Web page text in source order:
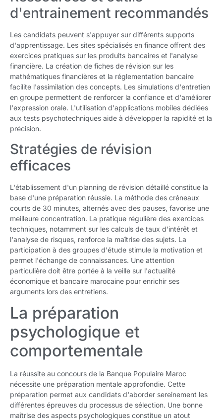
d'entrainement recommandés
Les candidats peuvent s'appuyer sur différents supports
d'apprentissage. Les sites spécialisés en finance offrent des
exercices pratiques sur les produits bancaires et l'analyse
financière. La création de fiches de révision sur les
mathématiques financières et la réglementation bancaire
facilite l'assimilation des concepts. Les simulations d'entretien
en groupe permettent de renforcer la confiance et d'améliorer
l'expression orale. L'utilisation d'applications mobiles dédiées
aux tests psychotechniques aide à développer la rapidité et la
précision.
Stratégies de révision
efficaces
L'établissement d'un planning de révision détaillé constitue la
base d'une préparation réussie. La méthode des créneaux
courts de 30 minutes, alternés avec des pauses, favorise une
meilleure concentration. La pratique régulière des exercices
techniques, notamment sur les calculs de taux d'intérêt et
l'analyse de risques, renforce la maîtrise des sujets. La
participation à des groupes d'étude stimule la motivation et
permet l'échange de connaissances. Une attention
particulière doit être portée à la veille sur l'actualité
économique et bancaire marocaine pour enrichir ses
arguments lors des entretiens.
La préparation
psychologique et
comportementale
La réussite au concours de la Banque Populaire Maroc
nécessite une préparation mentale approfondie. Cette
préparation permet aux candidats d'aborder sereinement les
différentes épreuves du processus de sélection. Une bonne
maîtrise des aspects psychologiques constitue un atout